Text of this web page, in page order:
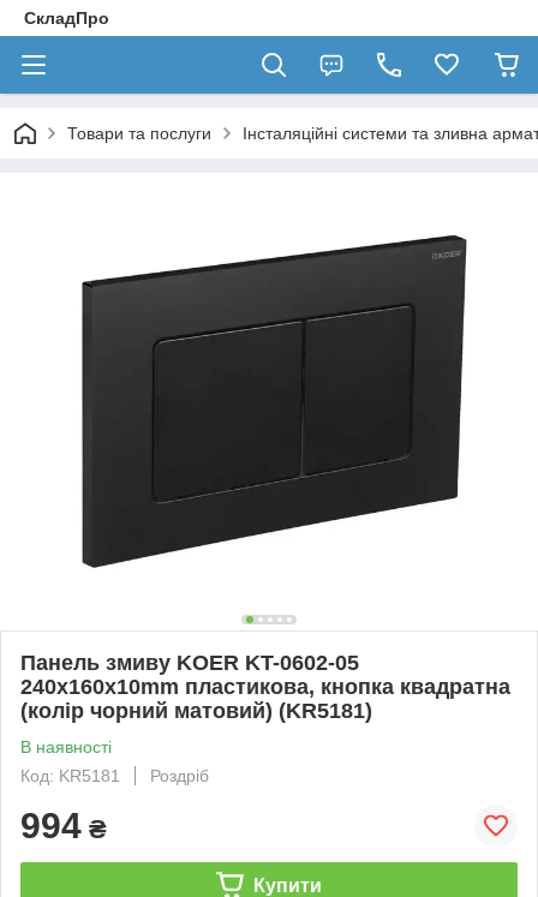
СкладПро
Товари та послуги Інсталяційні системи та зливна
Панель змиву KOER KT-0602-05
240x160x10mm пластикова, кнопка квадратна
(колір чорний матовий) (KR5181)
В наявності
Код: KR5181
Роздріб
994 ₴
Купити